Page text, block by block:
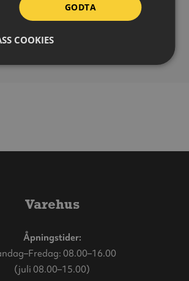
inne
Varehus
Åpningstider:
08.00–16.00
(juli 08.00–15.00)
GODTA
COOKIES